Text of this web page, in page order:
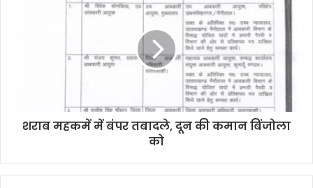
शराब महकमें में बंपर तबादले, दून की कमान बिंजोला
को